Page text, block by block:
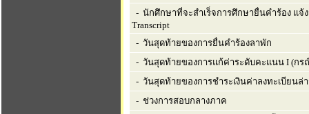
- นักศึกษาที่จะสำเร็จการศึกษายื่นคำร้อง แ
Transcript
- วันสุดท้ายของการยื่นคำร้องลาพัก
- วันสุดท้ายของการแก้ค่าระดับคะแนน I (กร
- วันสุดท้ายของการชำระเงินค่าลงทะเบียนล่
- ช่วงการสอบกลางภาค